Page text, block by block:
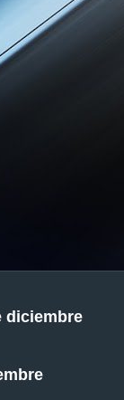
diciembre